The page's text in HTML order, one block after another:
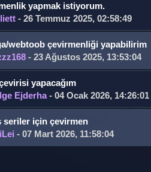
yapmak istiyorum.
- 26 Temmuz 2025, 02:58:49
webtoob çevirmenliği yapabilirim
- 23 Ağustos 2025, 13:53:04
yapacağım
Ejderha- 04 Ocak 2026, 14:26:01
seriler için çevirmen
- 07 Mart 2026, 11:58:04